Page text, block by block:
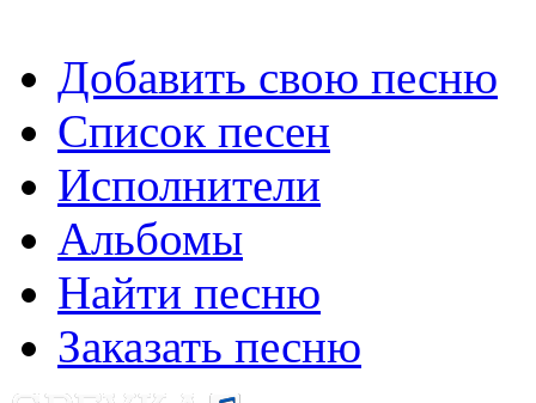
Добавить свою песню
Список песен
Исполнители
Альбомы
Найти песню
Заказать песню